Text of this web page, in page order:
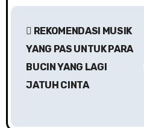
N
REKOMENDASI MUSIK
YANG PAS UNTUK PARA
BUCIN YANG LAGI
JATUH CINTA